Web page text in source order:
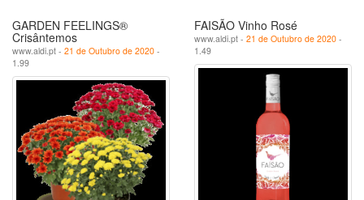
GARDEN FEELINGS®
Crisântemos
www.aldi.pt - 21 de Outubro de 2020 -
1.99
FAISÃO Vinho Rosé
www.aldi.pt - 21 de Outubro de 2020 -
1.49